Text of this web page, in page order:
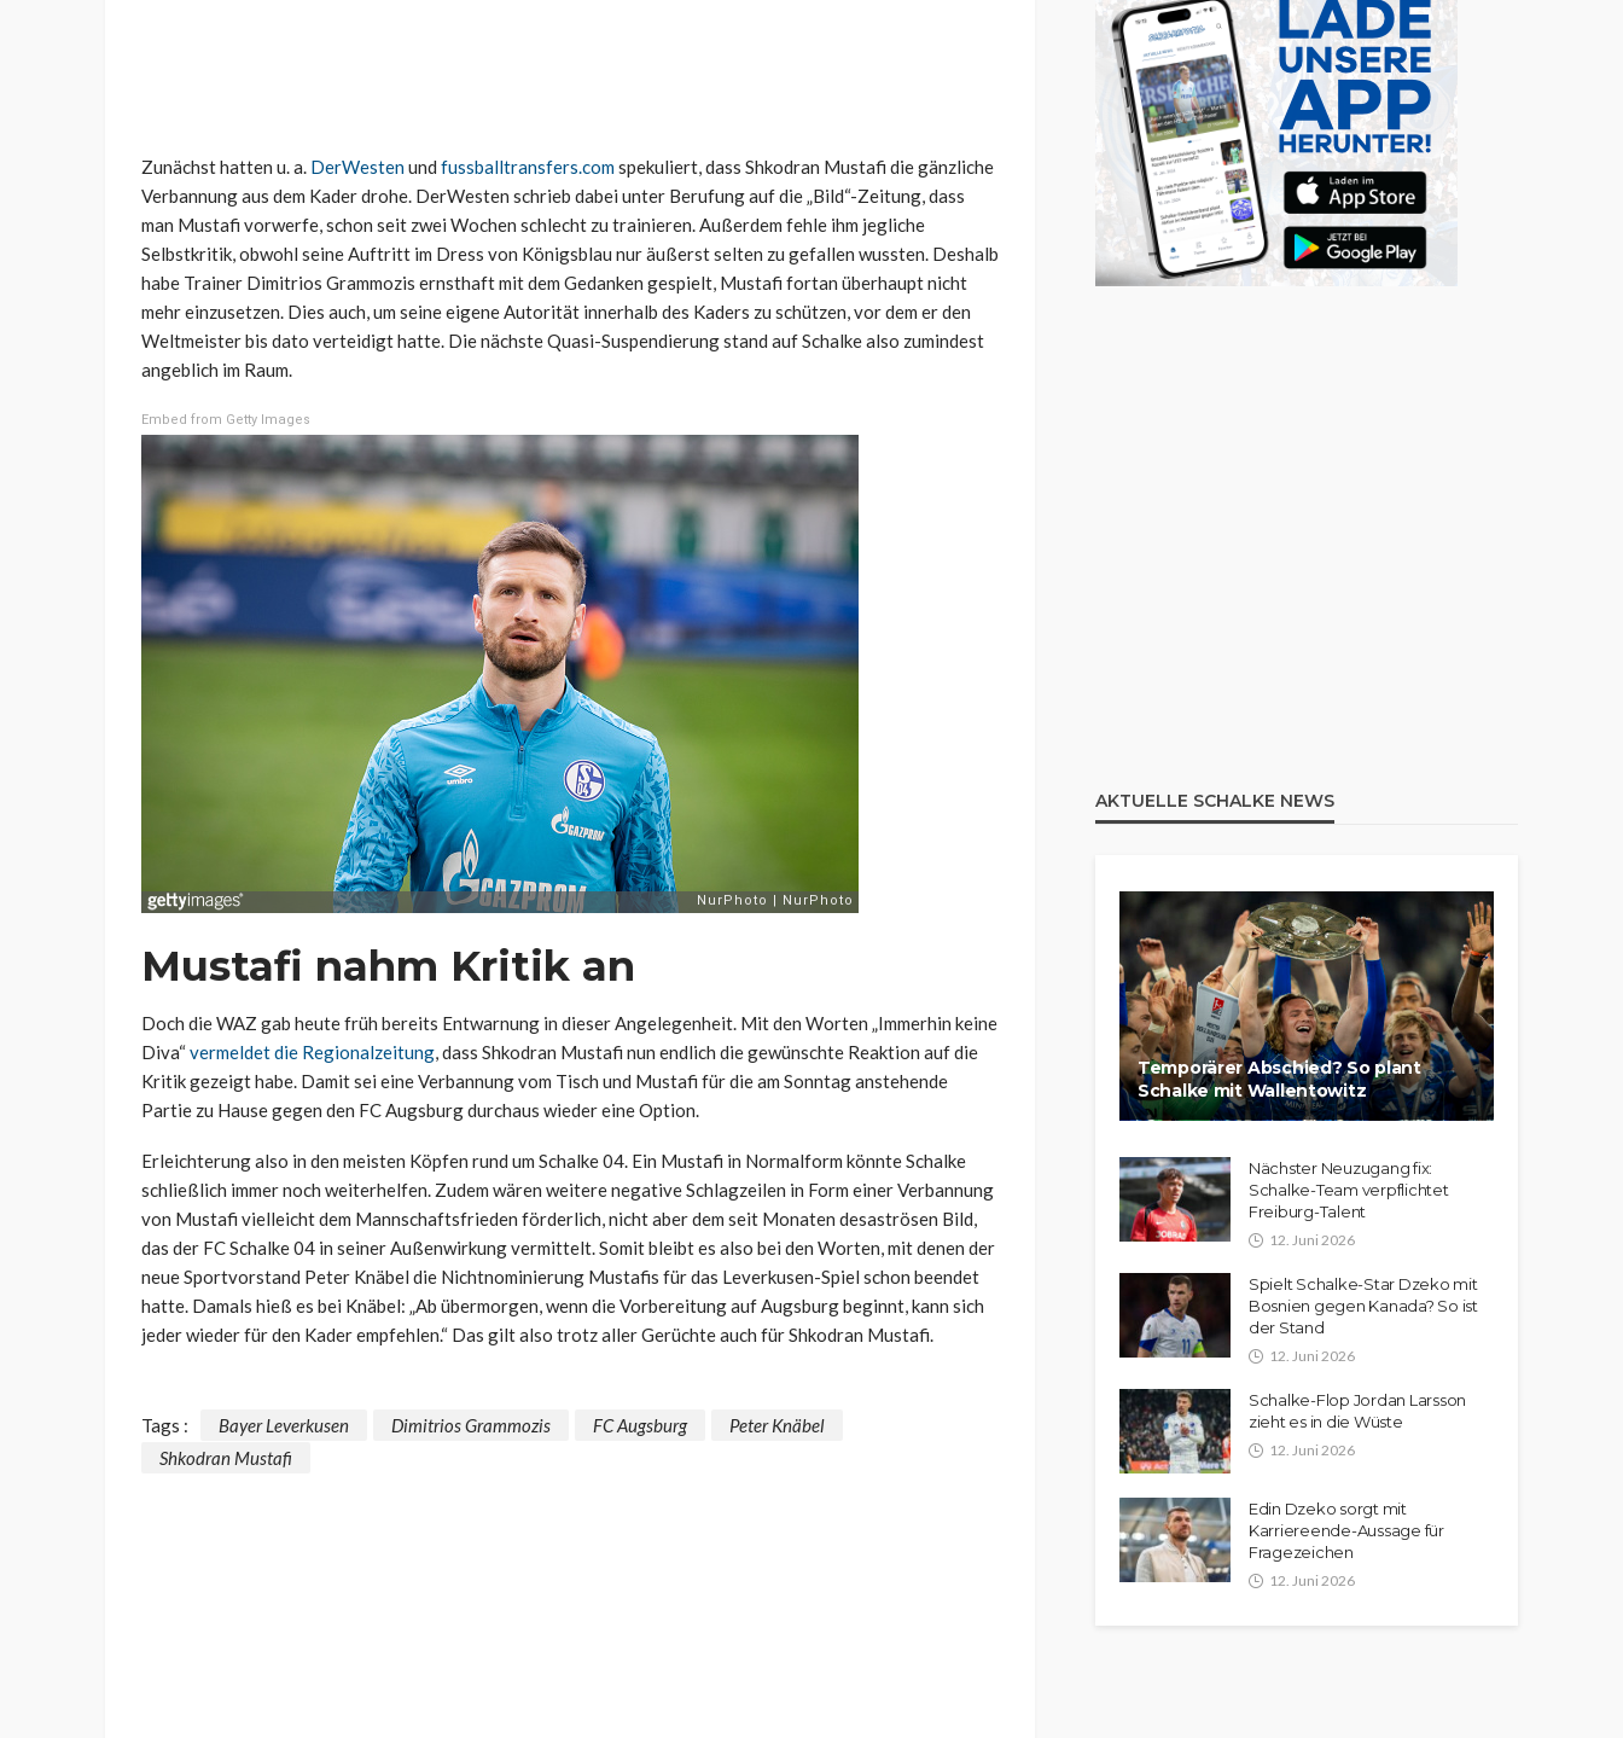
Zunächst hatten u. a. DerWestenund fussballtransfers.comspekuliert, dass Shkodran Mustafi die gänzliche
Verbannung aus dem Kader drohe. DerWesten schrieb dabei unter Berufung auf die „Bild“-Zeitung, dass
man Mustafi vorwerfe, schon seit zwei Wochen schlecht zu trainieren. Außerdem fehle ihm jegliche
Selbstkritik, obwohl seine Auftritt im Dress von Königsblau nur äußerst selten zu gefallen wussten. Deshalb
habe Trainer Dimitrios Grammozis ernsthaft mit dem Gedanken gespielt, Mustafi fortan überhaupt nicht
mehr einzusetzen. Dies auch, um seine eigene Autorität innerhalb des Kaders zu schützen, vor dem er den
Weltmeister bis dato verteidigt hatte. Die nächste Quasi-Suspendierung stand auf Schalke also zumindest
angeblich im Raum.
Embed from Getty Images
Mustafi nahm Kritik an
Doch die WAZ gab heute früh bereits Entwarnung in dieser Angelegenheit. Mit den Worten „Immerhin keine
Diva“vermeldet die Regionalzeitung, dass Shkodran Mustafi nun endlich die gewünschte Reaktion auf die
Kritik gezeigt habe. Damit sei eine Verbannung vom Tisch und Mustafi für die am Sonntag anstehende
Partie zu Hause gegen den FC Augsburg durchaus wieder eine Option.
Erleichterung also in den meisten Köpfen rund um Schalke 04. Ein Mustafi in Normalform könnte Schalke
schließlich immer noch weiterhelfen. Zudem wären weitere negative Schlagzeilen in Form einer Verbannung
von Mustafi vielleicht dem Mannschaftsfrieden förderlich, nicht aber dem seit Monaten desaströsen Bild,
das der FC Schalke 04 in seiner Außenwirkung vermittelt. Somit bleibt es also bei den Worten, mit denen der
neue Sportvorstand Peter Knäbel die Nichtnominierung Mustafis für das Leverkusen-Spiel schon beendet
hatte. Damals hieß es bei Knäbel: „Ab übermorgen, wenn die Vorbereitung auf Augsburg beginnt, kann sich
jeder wieder für den Kader empfehlen.“ Das gilt also trotz aller Gerüchte auch für Shkodran Mustafi.
Tags : Bayer Leverkusen Dimitrios Grammozis FC Augsburg
Peter Knäbel
Shkodran Mustafi
AKTUELLE SCHALKE NEWS
Temporärer Abschied? So plant
Schalke mit Wallentowitz
Nächster Neuzugang fix:
Schalke-Team verpflichtet
Freiburg-Talent
12. Juni 2026
Spielt Schalke-Star Dzeko mit
Bosnien gegen Kanada? So ist
der Stand
12. Juni 2026
Schalke-Flop Jordan Larsson
zieht es in die Wüste
12. Juni 2026
Edin Dzeko sorgt mit
Karriereende-Aussage für
Fragezeichen
12. Juni 2026